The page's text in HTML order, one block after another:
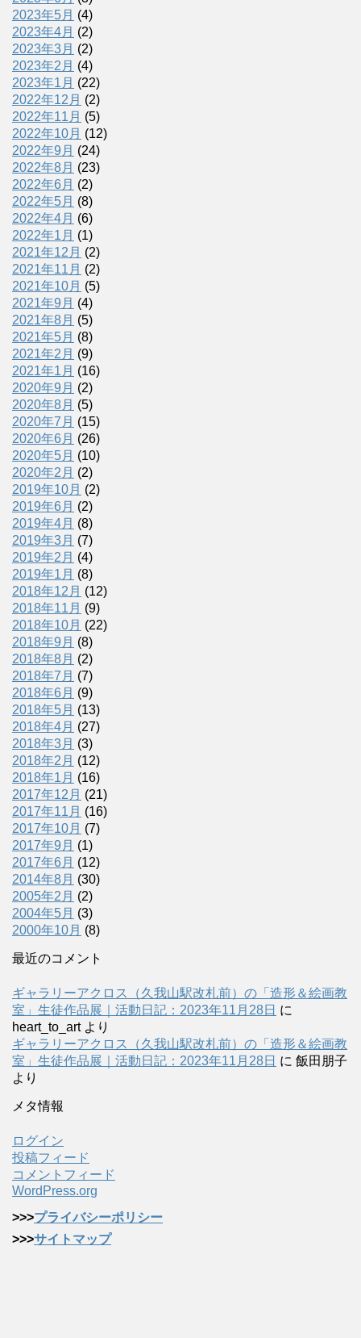
2023年5月 (4)
2023年4月 (2)
2023年3月 (2)
2023年2月 (4)
2023年1月 (22)
2022年12月 (2)
2022年11月 (5)
2022年10月 (12)
2022年9月 (24)
2022年8月 (23)
2022年6月 (2)
2022年5月 (8)
2022年4月 (6)
2022年1月 (1)
2021年12月 (2)
2021年11月 (2)
2021年10月 (5)
2021年9月 (4)
2021年8月 (5)
2021年5月 (8)
2021年2月 (9)
2021年1月 (16)
2020年9月 (2)
2020年8月 (5)
2020年7月 (15)
2020年6月 (26)
2020年5月 (10)
2020年2月 (2)
2019年10月 (2)
2019年6月 (2)
2019年4月 (8)
2019年3月 (7)
2019年2月 (4)
2019年1月 (8)
2018年12月 (12)
2018年11月 (9)
2018年10月 (22)
2018年9月 (8)
2018年8月 (2)
2018年7月 (7)
2018年6月 (9)
2018年5月 (13)
2018年4月 (27)
2018年3月 (3)
2018年2月 (12)
2018年1月 (16)
2017年12月 (21)
2017年11月 (16)
2017年10月 (7)
2017年9月 (1)
2017年6月 (12)
2014年8月 (30)
2005年2月 (2)
2004年5月 (3)
2000年10月 (8)
最近のコメント
ギャラリーアクロス（久我山駅改札前）の「造形＆絵画教
室」生徒作品展｜活動日記：2023年11月28日 に
heart_to_artより
ギャラリーアクロス（久我山駅改札前）の「造形＆絵画教
室」生徒作品展｜活動日記：2023年11月28日 に 飯田朋子
より
メタ情報
ログイン
投稿フィード
コメントフィード
WordPress.org
>>>プライバシーポリシー
>>>サイトマップ